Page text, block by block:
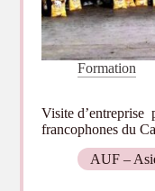
Formation
Visite d’entreprise
francophones du
AUF –